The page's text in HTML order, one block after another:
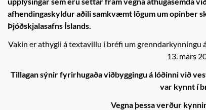
afhendingaskyldur aðili samkvæmt lögum um opinber
Þjóðskjalasafns Íslands.
Vakin er athygli á textavillu í bréfi um grenndarkynningu
13. mars
Tillagan sýnirfyrirhugaða viðbyggingu á lóðinni við
var kynnt í
Vegna þessa verður